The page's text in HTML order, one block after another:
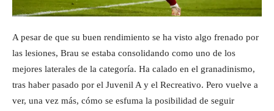
A pesar de que su buen rendimiento se ha visto algo frenado por
las lesiones, Brau se estaba consolidando como uno de los
mejores laterales de la categoría. Ha calado en el granadinismo,
tras haber pasado por el Juvenil A y el Recreativo. Pero vuelve a
ver, una vez más, cómo se esfuma la posibilidad de seguir